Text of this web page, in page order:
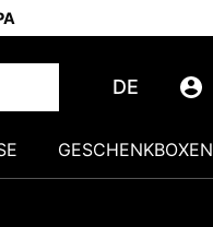
DE
GESCHENKBOXEN